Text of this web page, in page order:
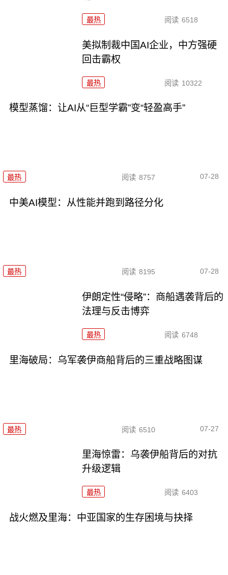
最热 阅读 6518
美拟制裁中国AI企业，中方强硬
回击霸权
最热 阅读 10322
模型蒸馏：让AI从“巨型学霸”变“轻盈高手”
最热 阅读 8757 07-28
中美AI模型：从性能并跑到路径分化
最热 阅读 8195 07-28
伊朗定性“侵略”：商船遇袭背后的
法理与反击博弈
最热 阅读 6748
里海破局：乌军袭伊商船背后的三重战略图谋
最热 阅读 6510 07-27
里海惊雷：乌袭伊船背后的对抗
升级逻辑
最热 阅读 6403
战火燃及里海：中亚国家的生存困境与抉择